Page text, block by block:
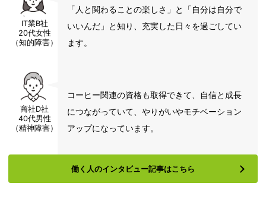
IT業B社
20代女性
（知的障害）
「人と関わることの楽しさ」と「自分は自分で
いいんだ」と知り、充実した日々を過ごしてい
ます。
商社D社
40代男性
（精神障害）
コーヒー関連の資格も取得できて、自信と成長
につながっていて、やりがいやモチベーション
アップになっています。
働く人のインタビュー記事はこちら